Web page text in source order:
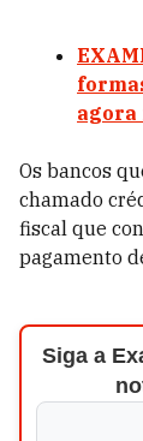
agora
Os bancos
chamado
fiscal que
pagamento
Siga a